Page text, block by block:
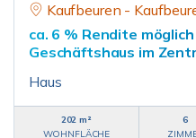
Kaufbeuren -
ca. 6 % Rendite
Geschäftshaus im
Haus
202 m²
WOHNFLÄCHE
6